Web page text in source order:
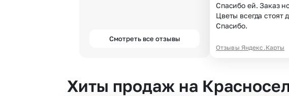
Смотреть все отзывы
Спасибо ей. Заказ
Цветы всегда стоят
Спасибо.
Отзывы Яндекс.Карты
Хиты продаж на